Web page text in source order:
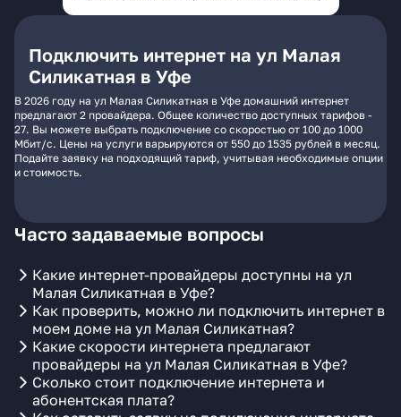
Подключить интернет на ул Малая
Силикатная в Уфе
В 2026 году на ул Малая Силикатная в Уфе домашний интернет
предлагают 2 провайдера. Общее количество доступных тарифов -
27. Вы можете выбрать подключение со скоростью от 100 до 1000
Мбит/с. Цены на услуги варьируются от 550 до 1535 рублей в месяц.
Подайте заявку на подходящий тариф, учитывая необходимые опции
и стоимость.
Часто задаваемые вопросы
Какие интернет-провайдеры доступны на ул
Малая Силикатная в Уфе?
Как проверить, можно ли подключить интернет в
моем доме на ул Малая Силикатная?
Какие скорости интернета предлагают
провайдеры на ул Малая Силикатная в Уфе?
Сколько стоит подключение интернета и
абонентская плата?